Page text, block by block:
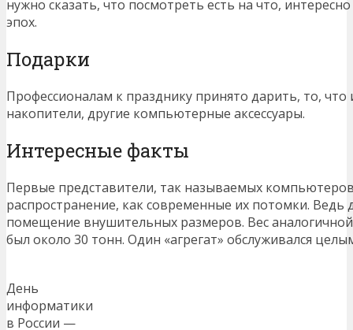
нужно сказать, что посмотреть есть на что,
эпох.
Подарки
Профессионалам к празднику принято дарить, то, что
накопители, другие компьютерные аксессуары.
Интересные факты
Первые представители, так называемых
распространение, как современные их потомки. Ведь
помещение внушительных размеров. Вес
был около 30 тонн. Один «агрегат» обслуживался
День
информатики
в России —